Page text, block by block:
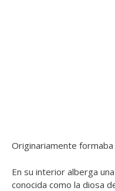
Originariamente
En su interior alberga
conocida como la diosa